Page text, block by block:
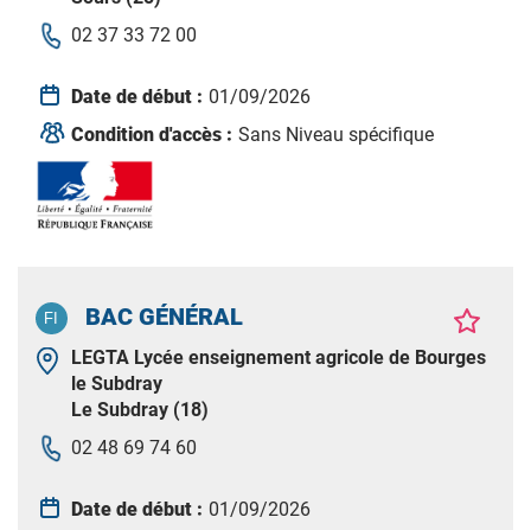
02 37 33 72 00
Date de début : 01/09/2026
Condition d'accès : Sans Niveau spécifique
BAC GÉNÉRAL
LEGTA Lycée enseignement agricole de Bourges
le Subdray
Le Subdray (18)
02 48 69 74 60
Date de début : 01/09/2026